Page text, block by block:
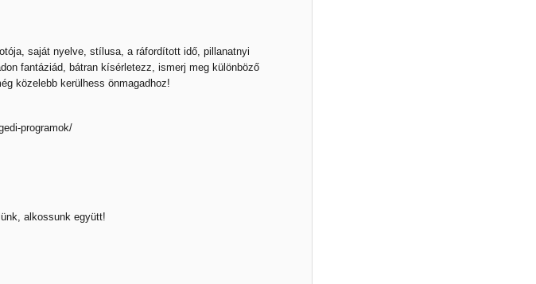
saját nyelve, stílusa, a ráfordított idő, pillanatnyi
fantáziád, bátran kísérletezz, ismerj meg különböző
közelebb kerülhess önmagadhoz!
programok/
alkossunk együtt!